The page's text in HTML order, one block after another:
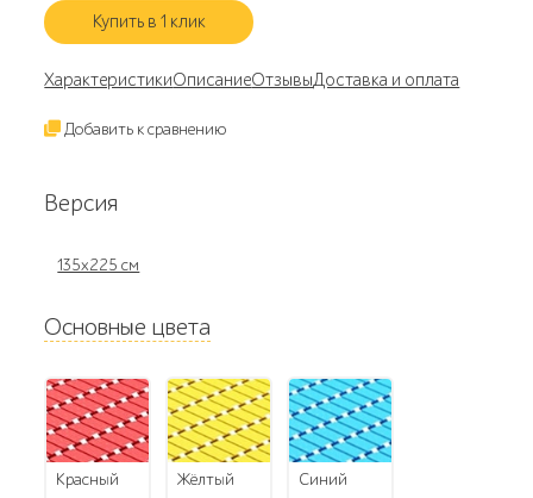
Купить в 1 клик
ХарактеристикиОписаниеОтзывыДоставка и оплата
Добавить к сравнению
Версия
135x225 см
Основные цвета
красный жёлтый синий